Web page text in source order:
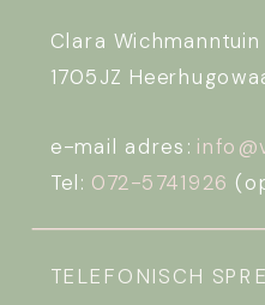
Clara Wichmanntuin
1705JZ
e-mail adres:
Tel: 072-5741926
TELEFONISCH